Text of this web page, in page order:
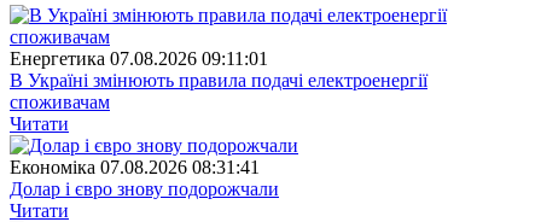
Енергетика 07.08.2026 09:11:01
В Україні змінюють правила подачі електроенергії
споживачам
Читати
Економіка 07.08.2026 08:31:41
Долар і євро знову подорожчали
Читати